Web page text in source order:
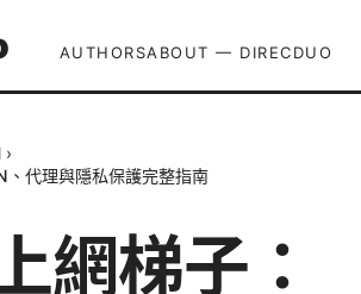
AUTHORSABOUT — DIRECDUO
›
、代理與隱私保護完整指南
網梯子：